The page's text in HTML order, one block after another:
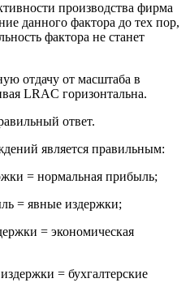
производства фирма
данного фактора до тех пор,
фактора не станет
отдачу от масштаба в
LRAC горизонтальна.
ответ.
является правильным:
= нормальная прибыль;
= явные издержки;
= экономическая
= бухгалтерские